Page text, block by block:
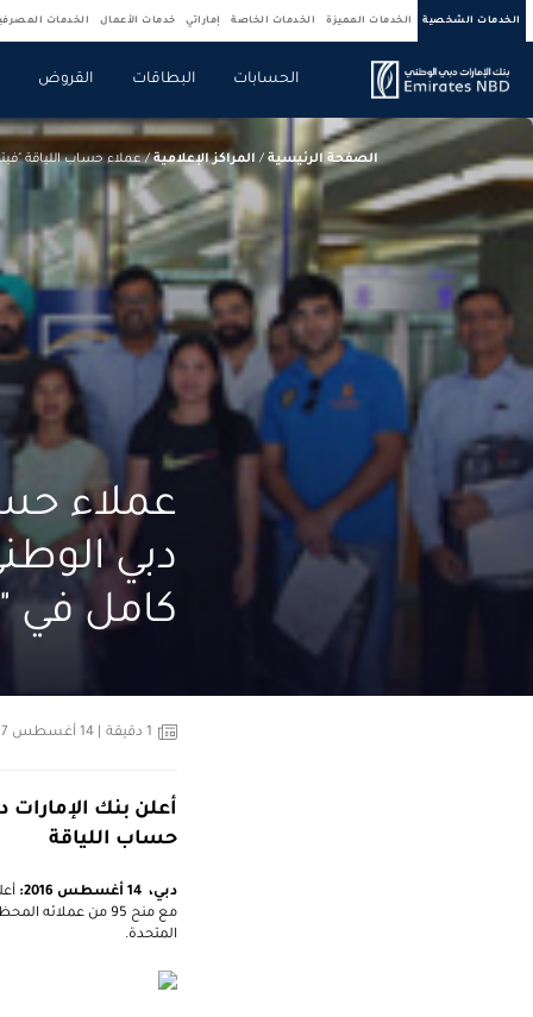
الخدمات الشخصية الخدمات المميزة الخدمات الخاصة إماراتي خدمات الأعمال الخدمات
الحسابات البطاقات القروض
الصفحة الرئيسية / المراكز الإعلامية/عملاء حساب اللياقة
عملاء
دبي
كامل
1 دقيقة | 14 أغسطس 2017
أعلن بنك
حساب اللياقة
دبي، 14 أغسطس 2016:
مع منح 95 من
المتحدة.